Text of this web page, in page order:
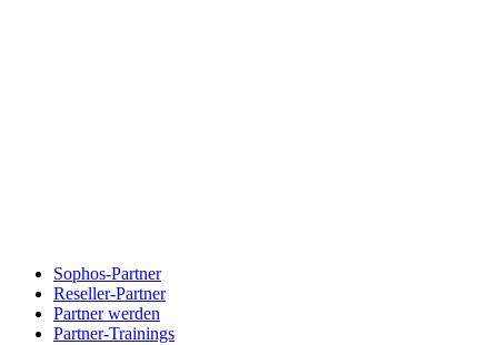
Sophos-Partner
Reseller-Partner
Partner werden
Partner-Trainings